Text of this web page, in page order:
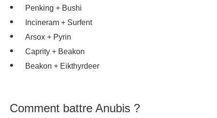
Penking + Bushi
Incineram + Surfent
Arsox + Pyrin
Caprity + Beakon
Beakon + Eikthyrdeer
Comment battre Anubis ?